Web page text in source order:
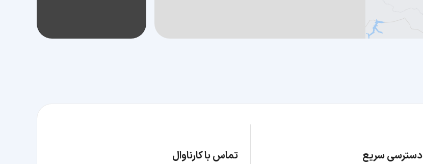
دسترسی سریع تماس با کارناوال